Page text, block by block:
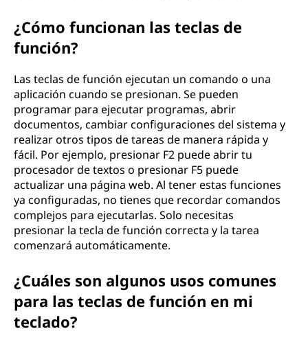
¿Cómo funcionan las teclas de
función?
Las teclas de función ejecutan un comando o una
aplicación cuando se presionan. Se pueden
programar para ejecutar programas, abrir
documentos, cambiar configuraciones del sistema y
realizar otros tipos de tareas de manera rápida y
fácil. Por ejemplo, presionar F2 puede abrir tu
procesador de textos o presionar F5 puede
actualizar una página web. Al tener estas funciones
ya configuradas, no tienes que recordar comandos
complejos para ejecutarlas. Solo necesitas
presionar la tecla de función correcta y la tarea
comenzará automáticamente.
¿Cuáles son algunos usos comunes
para las teclas de función en mi
teclado?